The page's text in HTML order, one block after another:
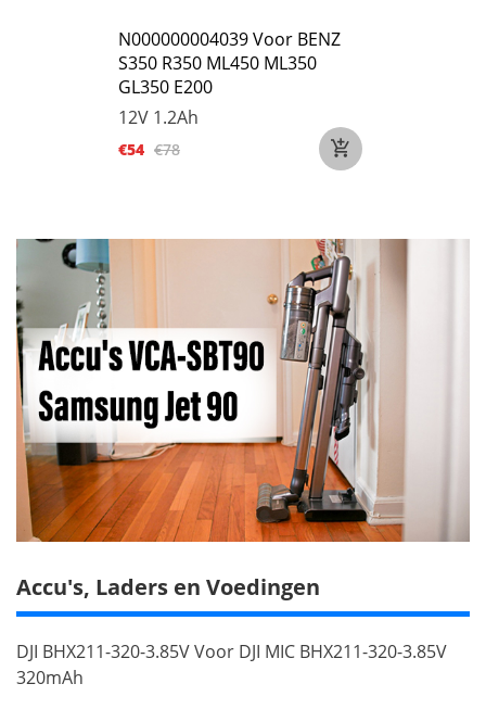
N000000004039 Voor BENZ
S350 R350 ML450 ML350
GL350 E200
12V 1.2Ah
€54 €78
Accu's, Laders en Voedingen
DJI BHX211-320-3.85V Voor DJI MIC BHX211-320-3.85V
320mAh